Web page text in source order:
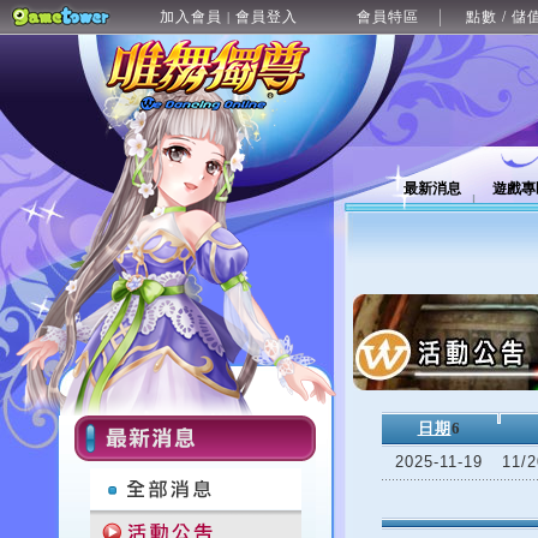
加入會員 | 會員登入 會員特區 點數 / 儲
最新消息 遊戲
日期 6
2025-11-19
11/